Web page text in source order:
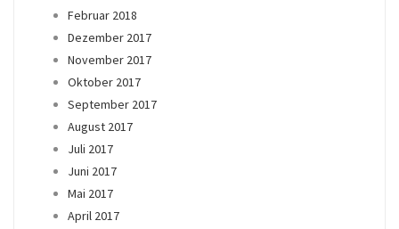
Februar 2018
Dezember 2017
November 2017
Oktober 2017
September 2017
August 2017
Juli 2017
Juni 2017
Mai 2017
April 2017